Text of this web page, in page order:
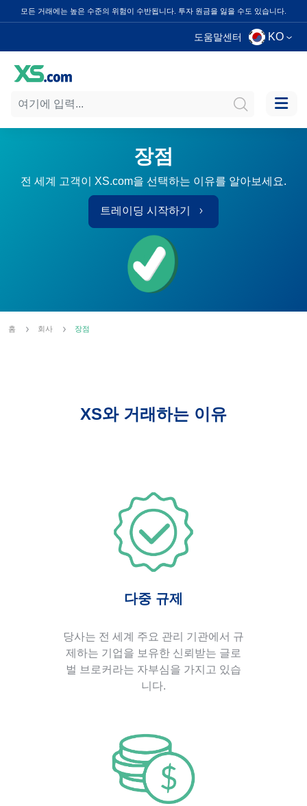
모든 거래에는 높은 수준의 위험이 수반됩니다. 투자 원금을 잃을 수도 있습니다.
도움말센터 KO
장점
전 세계 고객이 XS.com을 선택하는 이유를 알아보세요.
트레이딩 시작하기
홈 회사 장점
XS와 거래하는 이유
다중 규제
당사는 전 세계 주요 관리 기관에서 규
제하는 기업을 보유한 신뢰받는 글로
벌 브로커라는 자부심을 가지고 있습
니다.